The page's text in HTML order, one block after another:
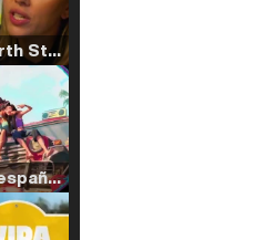
Tráiler 'North Star' (2023)
Tráiler en español de 'La isla olvidada'